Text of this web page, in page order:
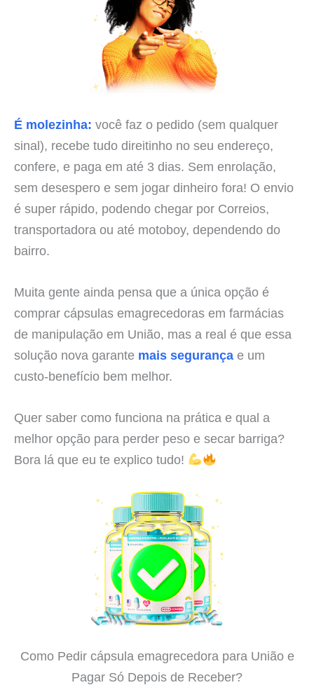
É molezinha: você faz o pedido (sem qualquer
sinal), recebe tudo direitinho no seu endereço,
confere, e paga em até 3 dias. Sem enrolação,
sem desespero e sem jogar dinheiro fora! O envio
é super rápido, podendo chegar por Correios,
transportadora ou até motoboy, dependendo do
bairro.
Muita gente ainda pensa que a única opção é
comprar cápsulas emagrecedoras em farmácias
de manipulação em União, mas a real é que essa
solução nova garante mais segurança e um
custo-benefício bem melhor.
Quer saber como funciona na prática e qual a
melhor opção para perder peso e secar barriga?
Bora lá que eu te explico tudo!
Como Pedir cápsula emagrecedora para União e
Pagar Só Depois de Receber?